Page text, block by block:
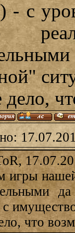
- с
дело,
игры
с
что